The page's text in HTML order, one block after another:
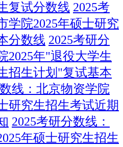
复试分数线 2025考
学院2025年硕士研究
分数线 2025考研分
2025年"退役大学生
招生计划"复试基本
线：北京物资学院
研究生招生考试近期
2025考研分数线：
年硕士研究生招生